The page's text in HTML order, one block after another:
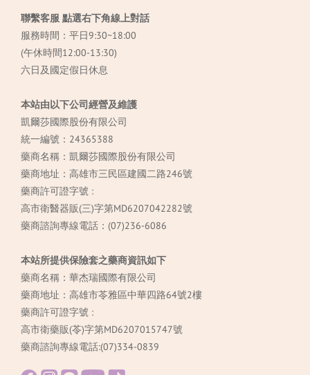
聯繫客服 點選右下角線上對話
服務時間：平日9:30~18:00
(午休時間12:00-13:30)
六日及國定假日休息
本站由以下公司經營及維護
凱爾莎國際股份有限公司
統一編號：24365388
藥商名稱：凱爾莎國際股份有限公司
藥商地址：高雄市三民區建國二路246號
藥商許可證字號 :
高市衛醫器販(三)字第MD6207042282號
藥商諮詢專線電話：(07)236-6086
本站所提供保險套之藥商資訊如下
藥商名稱：華杰瑞國際有限公司
藥商地址：高雄市苓雅區中華四路64號2樓
藥商許可證字號 :
高市衛藥販(苓)字第MD6207015747號
藥商諮詢專線電話:(07)334-0839